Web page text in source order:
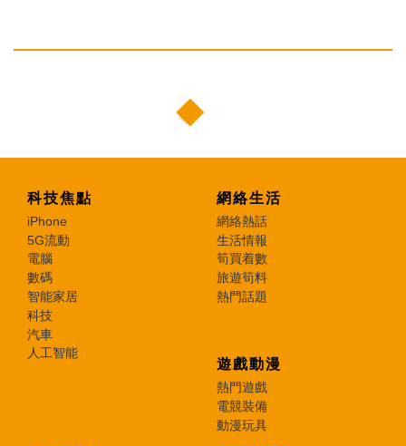
科技焦點
iPhone
5G流動
電腦
數碼
智能家居
科技
汽車
人工智能
網絡生活
網絡熱話
生活情報
筍買着數
旅遊筍料
熱門話題
遊戲動漫
熱門遊戲
電競裝備
動漫玩具